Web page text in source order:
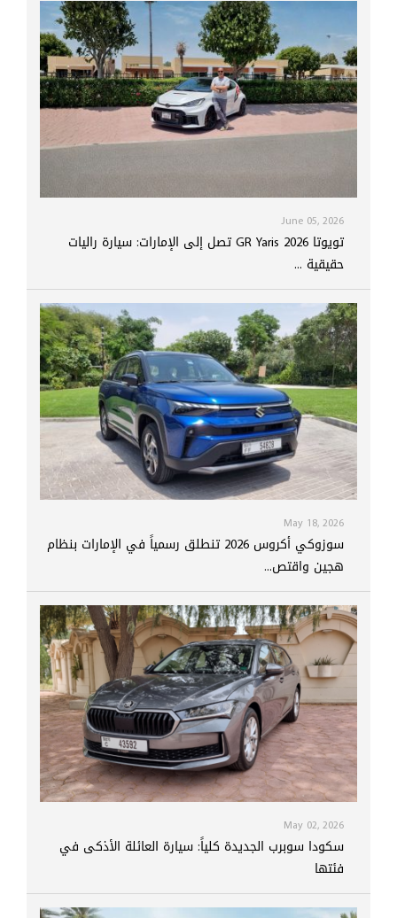
June 05, 2026
تويوتا GR Yaris 2026 تصل إلى الإمارات: سيارة راليات
حقيقية ...
May 18, 2026
سوزوكي أكروس 2026 تنطلق رسمياً في الإمارات بنظام
هجين واقتص...
May 02, 2026
سكودا سوبرب الجديدة كلياً: سيارة العائلة الأذكى في
فئتها